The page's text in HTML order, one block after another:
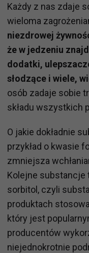
Każdy z nas zdaje
wieloma
niezdrowej
że w jedzeniu
dodatki,
słodzące i wiele,
osób zadaje sobie
składu wszystkich
O jakie dokładnie
przykład o kwasie
zmniejsza
Kolejne substancje
sorbitol, czyli
produktach
który jest
producentów
niejednokrotnie